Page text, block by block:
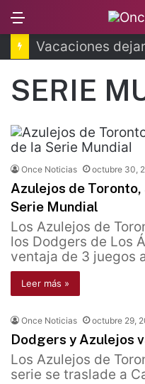
SERIE
Once Noticias octubre 30,
Azulejos de
Serie Mundial
Los Azulejos de
los Dodgers de Los
ventaja de 3 juegos
Leer más »
Once Noticias octubre 29,
Dodgers y Azulejos
Los Azulejos de
serie se traslade a